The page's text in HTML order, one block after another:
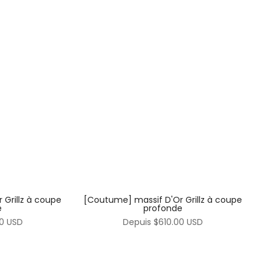
à coupe
USD
[Coutume] massif D'Or Grillz à coupe
profonde
Depuis $610.00 USD